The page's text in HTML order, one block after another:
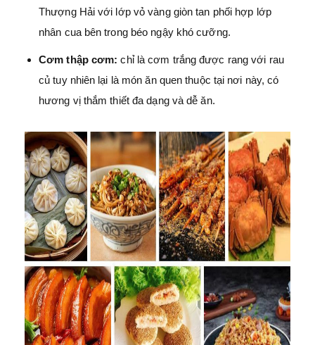
Thượng Hải với lớp vỏ vàng giòn tan phối hợp lớp
nhân cua bên trong béo ngậy khó cưỡng.
Cơm thập cơm: chỉ là cơm trắng được rang với rau
củ tuy nhiên lại là món ăn quen thuộc tại nơi này, có
hương vị thắm thiết đa dạng và dễ ăn.